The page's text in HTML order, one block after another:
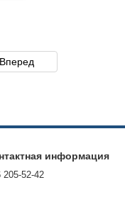
Вперед
информация
205-52-42